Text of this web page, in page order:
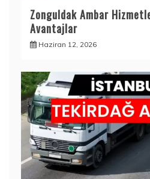
Zonguldak Ambar
Avantajlar
Haziran 12, 2026